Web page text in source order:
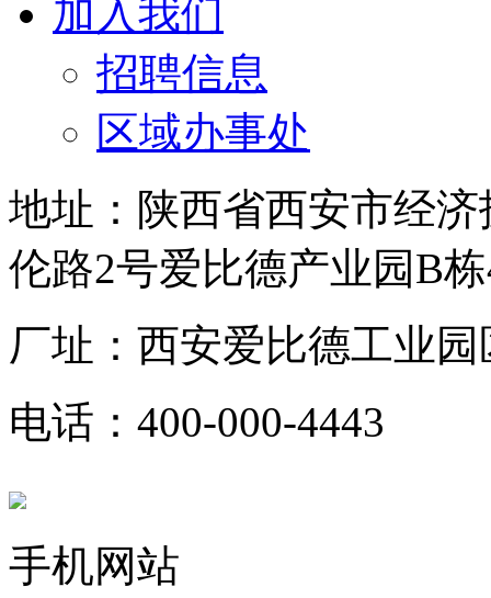
加入我们
招聘信息
区域办事处
地址：陕西省西安市经
伦路2号爱比德产业园B
厂址：西安爱比德工业园
电话：400-000-4443
手机网站